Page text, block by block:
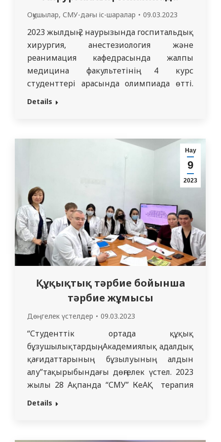
Оқушылар, СМУ-дағы іс-шаралар 09.03.2023
2023 жылдың 2 наурызында госпитальдық
хирургия, анестезиология және
реанимация кафедрасында жалпы
медицина факультетінің 4 курс
студенттері арасында олимпиада өтті.
Олимпиаданың мақсаты – студенттердің
дәрігерлердің клиникалық ойлау
қабілеттерін жетілдіру. Байқау бірнеше
кезеңнен тұрды: 1 кезең – «Қан тобын
анықтау»; 2 кезең – «Анализдарды
интерпретациялау»; 3 кезең…
Details
Нау
9
2023
Құқықтық тәрбие бойынша
тәрбие жұмысы
Дөңгелек үстелдер 09.03.2023
“Студенттік ортада құқық
бұзушылықтардың, Академиялық адалдық
қағидаттарының бұзылуының алдын
алу”тақырыбындағы дөңгелек үстел. 2023
жылы 28 Ақпанда “СМУ” КеАҚ терапия
кафедрасында терапия кафедрасының
Details